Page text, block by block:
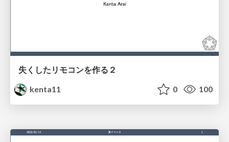
失くしたリモコンを作る２
kenta11
0 100